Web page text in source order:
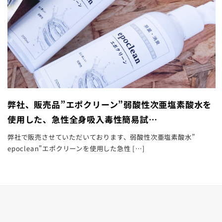
弊社、販売品”エポクリーン”弱酸性次亜塩素酸水を
使用した、急性全身吸入毒性簡易試…
弊社で販売させていただいております、弱酸性次亜塩素酸水”
epoclean”エポクリーンを使用した急性 […]